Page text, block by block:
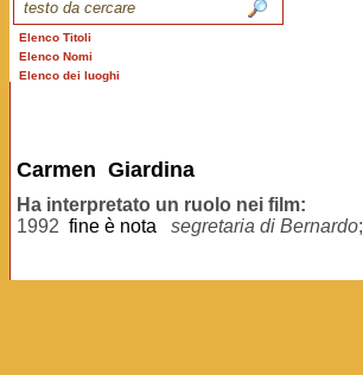
Elenco Titoli
Elenco Nomi
Elenco dei luoghi
Carmen Giardina
Ha interpretato un ruolo nei film:
1992 fine è nota segretaria di Bernardo;